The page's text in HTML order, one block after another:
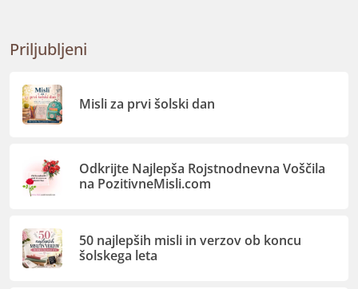
Priljubljeni
Misli za prvi šolski dan
Odkrijte Najlepša Rojstnodnevna Voščila
na PozitivneMisli.com
50 najlepših misli in verzov ob koncu
šolskega leta